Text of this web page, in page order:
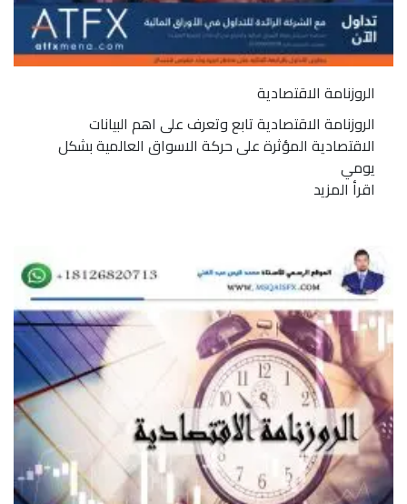
الروزنامة الاقتصادية
الروزنامة الاقتصادية تابع وتعرف على اهم البيانات
الاقتصادية المؤثرة على حركة الاسواق العالمية بشكل
يومي
اقرأ المزيد